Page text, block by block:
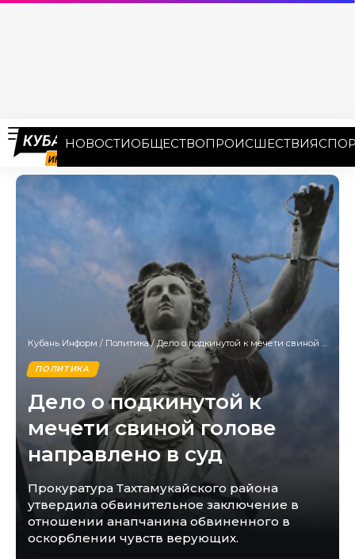
НОВОСТИОБЩЕСТВОПРОИСШЕСТВИЯ
Кубань Информ / Политика/Дело о подкинутой к мечети свиной голове направлено в суд
ПОЛИТИКА
Дело о подкинутой к
мечети свиной голове
направлено в суд
Прокуратура Тахтамукайского района
утвердила обвинительное заключение в
отношении анапчанина обвиненного в
оскорблении чувств верующих.